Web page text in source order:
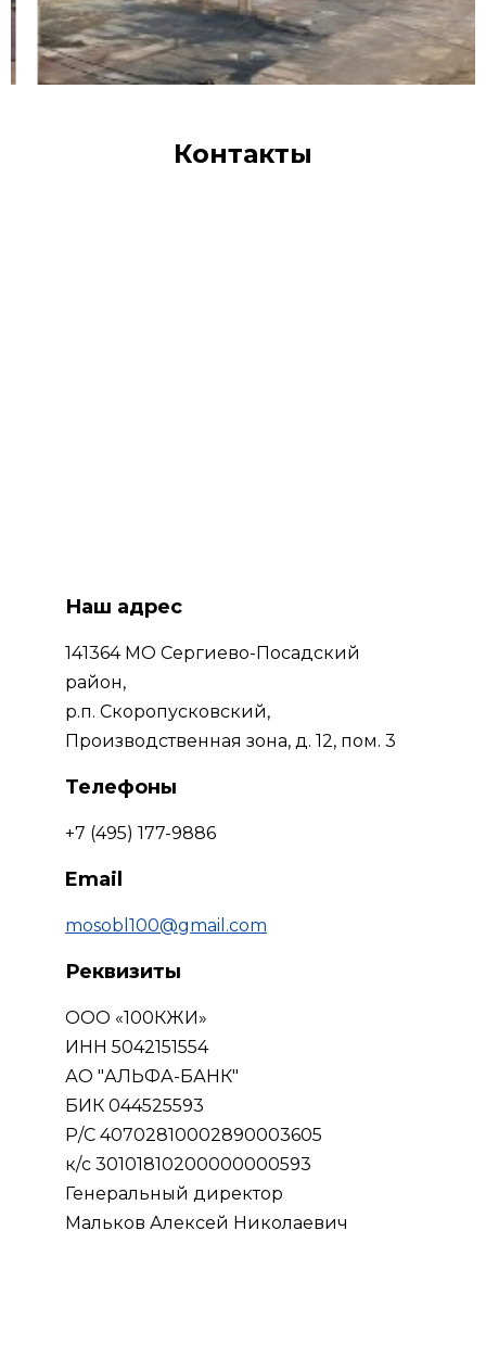
Контакты
Наш адрес
141364 МО Сергиево-Посадский
район,
р.п. Скоропусковский,
Производственная зона, д. 12, пом. 3
Телефоны
+7 (495) 177-9886
Email
mosobl100@gmail.com
Реквизиты
ООО «100КЖИ»
ИНН 5042151554
АО "АЛЬФА-БАНК"
БИК 044525593
Р/С 40702810002890003605
к/с 30101810200000000593
Генеральный директор
Мальков Алексей Николаевич